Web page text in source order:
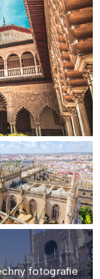
fotografie